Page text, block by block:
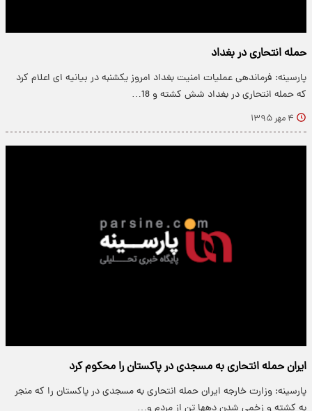
حمله انتحاری در بغداد
پارسینه: فرماندهی عملیات امنیت بغداد امروز یکشنبه در بیانیه ای اعلام کرد
که حمله انتحاری در بغداد شش کشته و 18…
۴ مهر ۱۳۹۵
ایران حمله انتحاری به مسجدی در پاکستان را محکوم کرد
پارسینه: وزارت خارجه ایران حمله انتحاری به مسجدی در پاکستان را که منجر